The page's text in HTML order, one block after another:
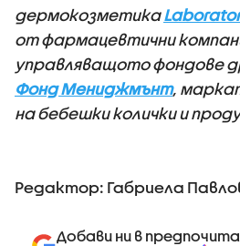
дермокозметика
от фармацевтични
управляващото фондове
Фонд Мениджмънт,
на бебешки колички и
Редактор: Габриела
Добави ни в